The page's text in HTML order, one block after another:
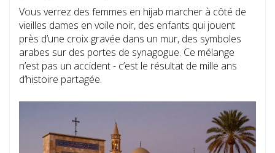
Vous verrez des femmes en hijab marcher à côté de
vieilles dames en voile noir, des enfants qui jouent
près d’une croix gravée dans un mur, des symboles
arabes sur des portes de synagogue. Ce mélange
n’est pas un accident - c’est le résultat de mille ans
d’histoire partagée.